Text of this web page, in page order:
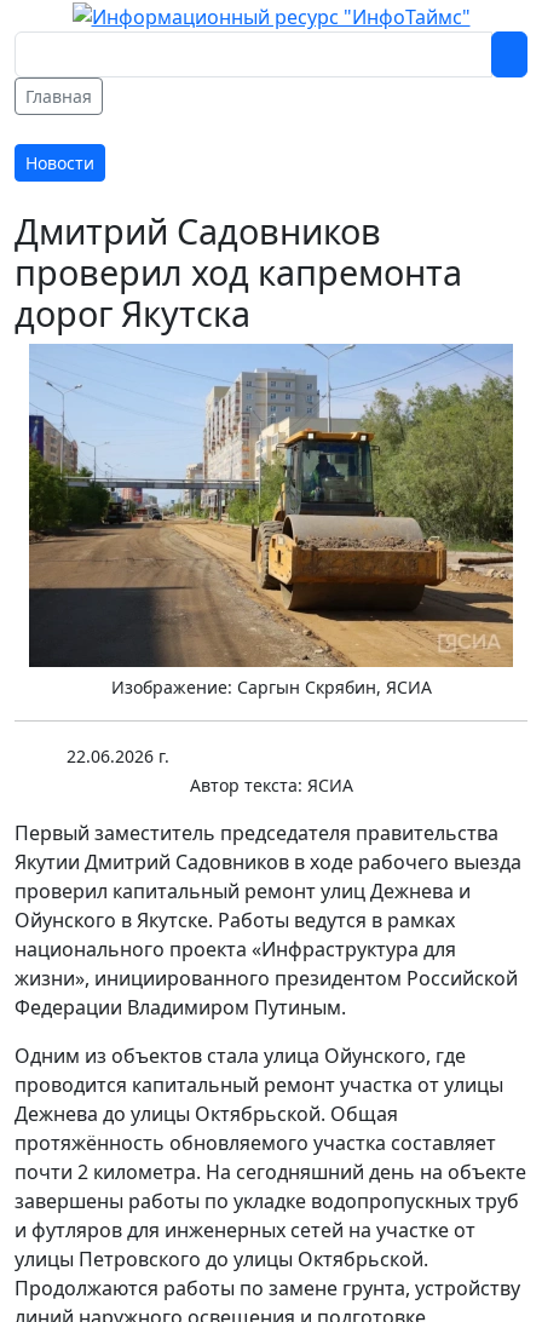
Главная
Новости
Дмитрий Садовников
проверил ход капремонта
дорог Якутска
Изображение: Саргын Скрябин, ЯСИА
22.06.2026 г.
Автор текста: ЯСИА
Первый заместитель председателя правительства
Якутии Дмитрий Садовников в ходе рабочего выезда
проверил капитальный ремонт улиц Дежнева и
Ойунского в Якутске. Работы ведутся в рамках
национального проекта «Инфраструктура для
жизни», инициированного президентом Российской
Федерации Владимиром Путиным.
Одним из объектов стала улица Ойунского, где
проводится капитальный ремонт участка от улицы
Дежнева до улицы Октябрьской. Общая
протяжённость обновляемого участка составляет
почти 2 километра. На сегодняшний день на объекте
завершены работы по укладке водопропускных труб
и футляров для инженерных сетей на участке от
улицы Петровского до улицы Октябрьской.
Продолжаются работы по замене грунта, устройству